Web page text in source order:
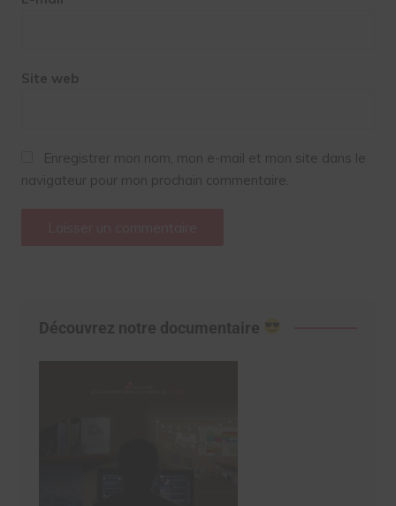
Site web
Enregistrer mon nom, mon e-mail et mon site dans le
navigateur pour mon prochain commentaire.
Découvrez notre documentaire